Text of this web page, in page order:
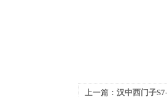
上一篇： 汉中西门子